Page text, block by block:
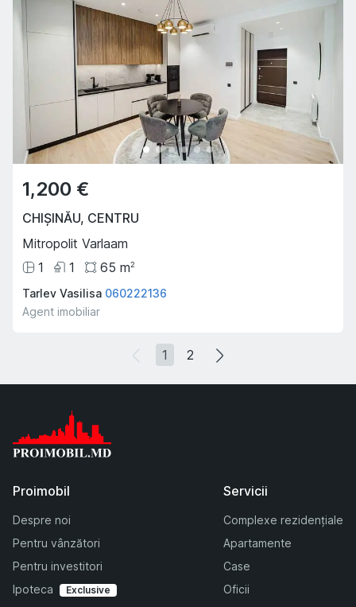
1,200 €
CHIȘINĂU, CENTRU
Mitropolit Varlaam
1
1 65 m2
Tarlev Vasilisa 060222136
Agent imobiliar
1 2
Proimobil
Despre noi
Pentru vânzători
Pentru investitori
Ipoteca
Exclusive
Servicii
Complexe rezidențiale
Apartamente
Case
Oficii